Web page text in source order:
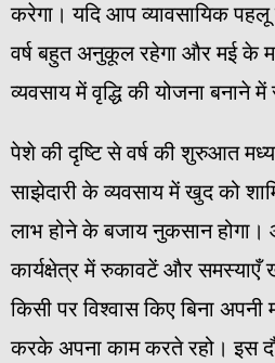
करेगा। यदि आप व्यावसायिक पहलू
वर्ष बहुत अनुकूल रहेगा और मई के
व्यवसाय में वृद्धि की योजना बनाने
पेशे की दृष्टि से वर्ष की शुरुआत
साझेदारी के व्यवसाय में खुद को
लाभ होने के बजाय नुकसान
कार्यक्षेत्र में रुकावटें और
किसी पर विश्वास किए बिना
करके अपना काम करते रहो। इस